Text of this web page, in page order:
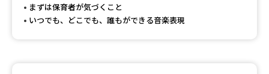
まずは保育者が気づくこと
いつでも、どこでも、誰もができる音楽表現